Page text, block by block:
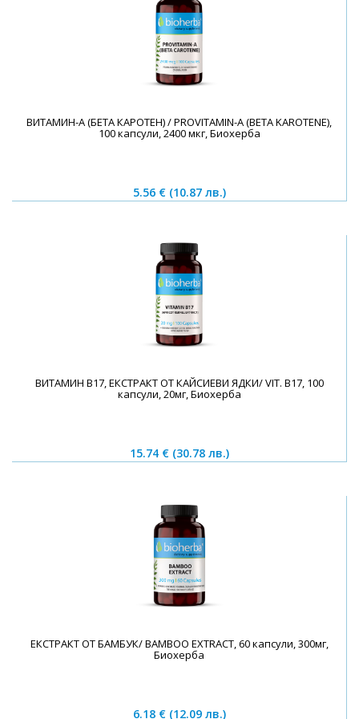
ВИТАМИН-A (БЕТА КАРОТЕН) / PROVITAMIN-A (BETA KAROTENE),
100 капсули, 2400 мкг, Биохерба
5.56 € (10.87 лв.)
ВИТАМИН B17, ЕКСТРАКТ ОТ КАЙСИЕВИ ЯДКИ/ VIT. B17, 100
капсули, 20мг, Биохерба
15.74 € (30.78 лв.)
ЕКСТРАКТ ОТ БАМБУК/ BAMBOO EXTRACT, 60 капсули, 300мг,
Биохерба
6.18 € (12.09 лв.)